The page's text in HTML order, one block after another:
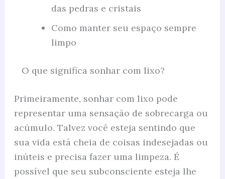
das pedras e cristais
Como manter seu espaço sempre
limpo
O que significa sonhar com lixo?
Primeiramente, sonhar com lixo pode
representar uma sensação de sobrecarga ou
acúmulo. Talvez você esteja sentindo que
sua vida está cheia de coisas indesejadas ou
inúteis e precisa fazer uma limpeza. É
possível que seu subconsciente esteja lhe